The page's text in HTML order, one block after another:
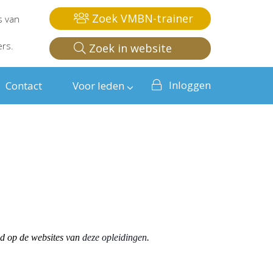
van
Zoek VMBN-trainer
Zoek in website
Contact Voor leden Inloggen
op de websites van deze opleidingen.